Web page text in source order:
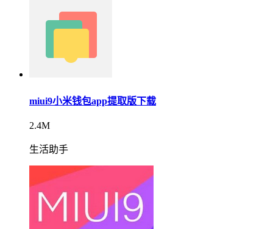
miui9小米钱包app提取版下载
2.4M
生活助手